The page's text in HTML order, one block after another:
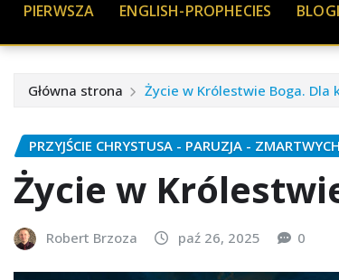
PIERWSZA ENGLISH-PROPHECIES BLOGI
Główna strona Życie w Królestwie Boga. Dla
PRZYJŚCIE CHRYSTUSA - PARUZJA -
Życie w
Robert Brzoza paź 26, 2025 0